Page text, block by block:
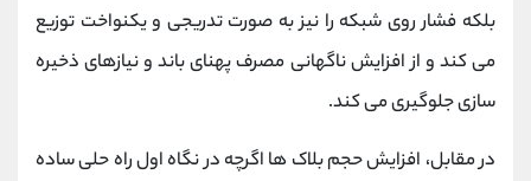
بلکه فشار روی شبکه را نیز به صورت تدریجی و یکنواخت توزیع
می ‌کند و از افزایش ناگهانی مصرف پهنای باند و نیازهای ذخیره‌
سازی جلوگیری می‌ کند.
در مقابل، افزایش حجم بلاک ‌ها اگرچه در نگاه اول راه حلی ساده